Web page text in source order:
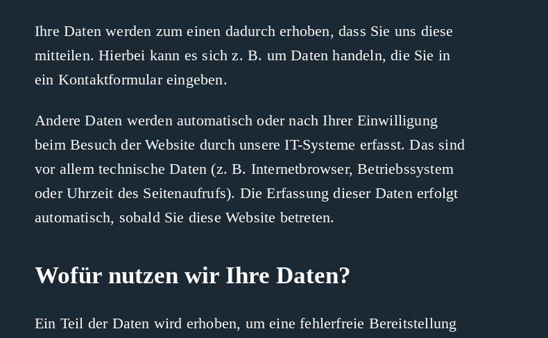
Ihre Daten werden zum einen dadurch erhoben, dass Sie uns diese
mitteilen. Hierbei kann es sich z. B. um Daten handeln, die Sie in
ein Kontaktformular eingeben.
Andere Daten werden automatisch oder nach Ihrer Einwilligung
beim Besuch der Website durch unsere IT-Systeme erfasst. Das sind
vor allem technische Daten (z. B. Internetbrowser, Betriebssystem
oder Uhrzeit des Seitenaufrufs). Die Erfassung dieser Daten erfolgt
automatisch, sobald Sie diese Website betreten.
Wofür nutzen wir Ihre Daten?
Ein Teil der Daten wird erhoben, um eine fehlerfreie Bereitstellung